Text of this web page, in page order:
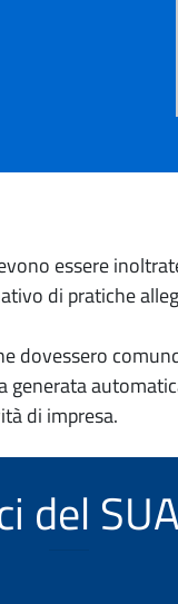
essere
di pratiche
dovessero
di impresa.
del